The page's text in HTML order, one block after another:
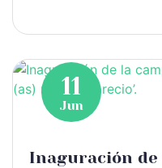
11
Jun
Inaguración de